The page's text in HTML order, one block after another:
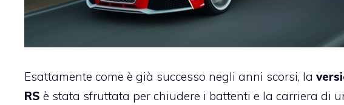
Esattamente come è già successo negli anni scorsi, la
RS è stata sfruttata per chiudere i battenti e la carriera di